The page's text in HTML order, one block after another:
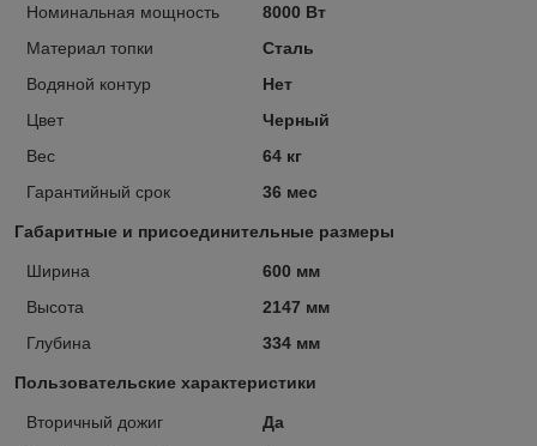
Номинальная мощность
8000 Вт
Материал топки
Сталь
Водяной контур
Нет
Цвет
Черный
Вес
64 кг
Гарантийный срок
36 мес
Габаритные и присоединительные размеры
Ширина
600 мм
Высота
2147 мм
Глубина
334 мм
Пользовательские характеристики
Вторичный дожиг
Да